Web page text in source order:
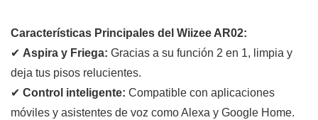
Características Principales del Wiizee AR02:
✔ Aspira y Friega: Gracias a su función 2 en 1, limpia y
deja tus pisos relucientes.
✔ Control inteligente: Compatible con aplicaciones
móviles y asistentes de voz como Alexa y Google Home.